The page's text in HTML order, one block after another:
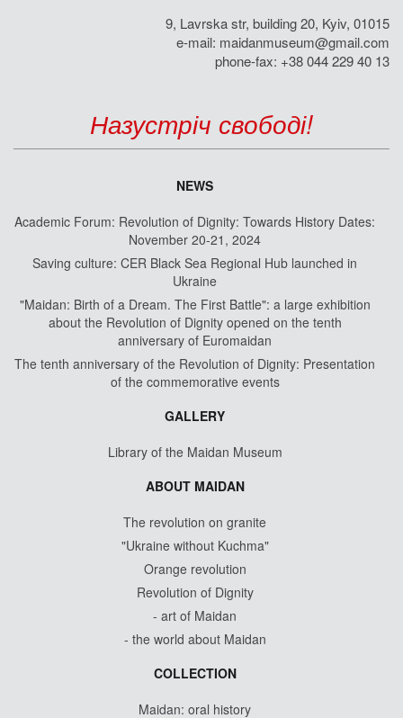
9, Lavrska str, building 20, Kyiv, 01015
e-mail: maidanmuseum@gmail.com
phone-fax: +38 044 229 40 13
Назустріч свободі!
NEWS
Academic Forum: Revolution of Dignity: Towards History Dates:
November 20-21, 2024
Saving culture: CER Black Sea Regional Hub launched in
Ukraine
"Maidan: Birth of a Dream. The First Battle": a large exhibition
about the Revolution of Dignity opened on the tenth
anniversary of Euromaidan
The tenth anniversary of the Revolution of Dignity: Presentation
of the commemorative events
GALLERY
Library of the Maidan Museum
ABOUT MAIDAN
The revolution on granite
"Ukraine without Kuchma"
Orange revolution
Revolution of Dignity
- art of Maidan
- the world about Maidan
COLLECTION
Maidan: oral history